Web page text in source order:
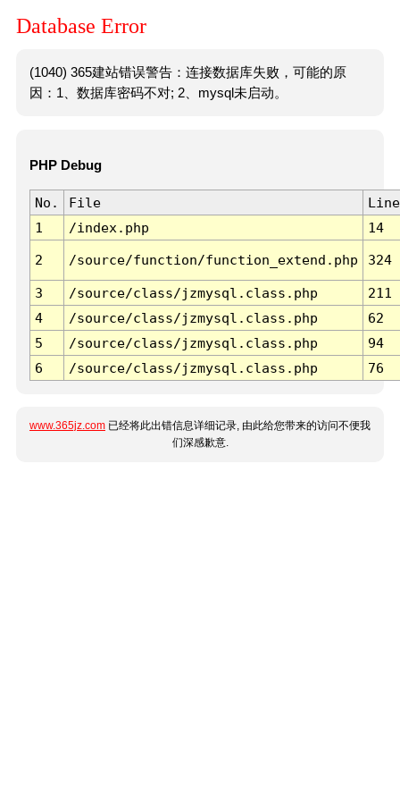
Database Error
(1040) 365建站错误警告：连接数据库失败，可能的原
因：1、数据库密码不对; 2、mysql未启动。
PHP Debug
No. File
Line
1
/index.php 14
2 /source/function/function_extend.php 324
3 /source/class/jzmysql.class.php
211
4
/source/class/jzmysql.class.php
62
5
/source/class/jzmysql.class.php
94
6
/source/class/jzmysql.class.php 76
www.365jz.com 已经将此出错信息详细记录, 由此给您带来的访问不便我
们深感歉意.